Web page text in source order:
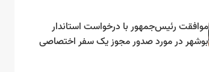
موافقت رئیس‌جمهور با درخواست استاندار
بوشهر در مورد صدور مجوز یک سفر اختصاصی